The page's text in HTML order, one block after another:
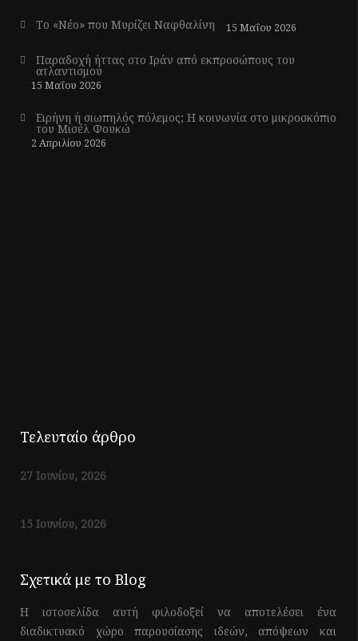
Το «Νέο» που Μυρίζει Ναφθαλίνη 15 Μαΐου 2026
Παραδοχή ήττας στο Ιράν από εκπροσώπους του
ατλαντισμού
15 Μαΐου 2026
Ειρήνη ή σιωπηλός πόλεμος; Η κοινωνία στο μικροσκόπιο
του Μισέλ Φουκώ
2 Απριλίου 2026
Τελευταίο άρθρο
27 Ιουνίου, 2026
15 Ιουνίου, 2026
Σχετικά με το Blog
Η ιστοσελίδα αυτή φιλοδοξεί να αποτελέσει ένα
διαδικτυακό χώρο παρουσίασης ιδεών, απόψεων και